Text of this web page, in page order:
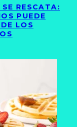
RESCATA:
PUEDE
LOS